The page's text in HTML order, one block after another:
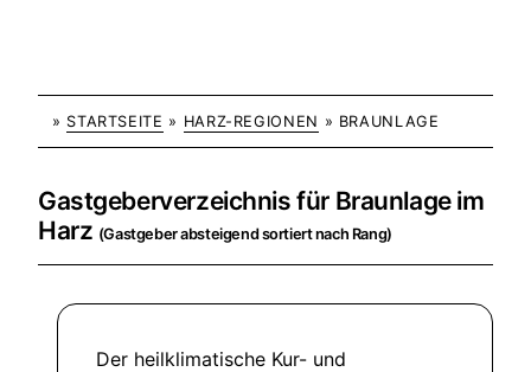
» STARTSEITE » HARZ-REGIONEN » BRAUNLAGE
Gastgeberverzeichnis für Braunlage im
Harz (Gastgeber absteigend sortiert nach Rang)
Der heilklimatische Kur- und